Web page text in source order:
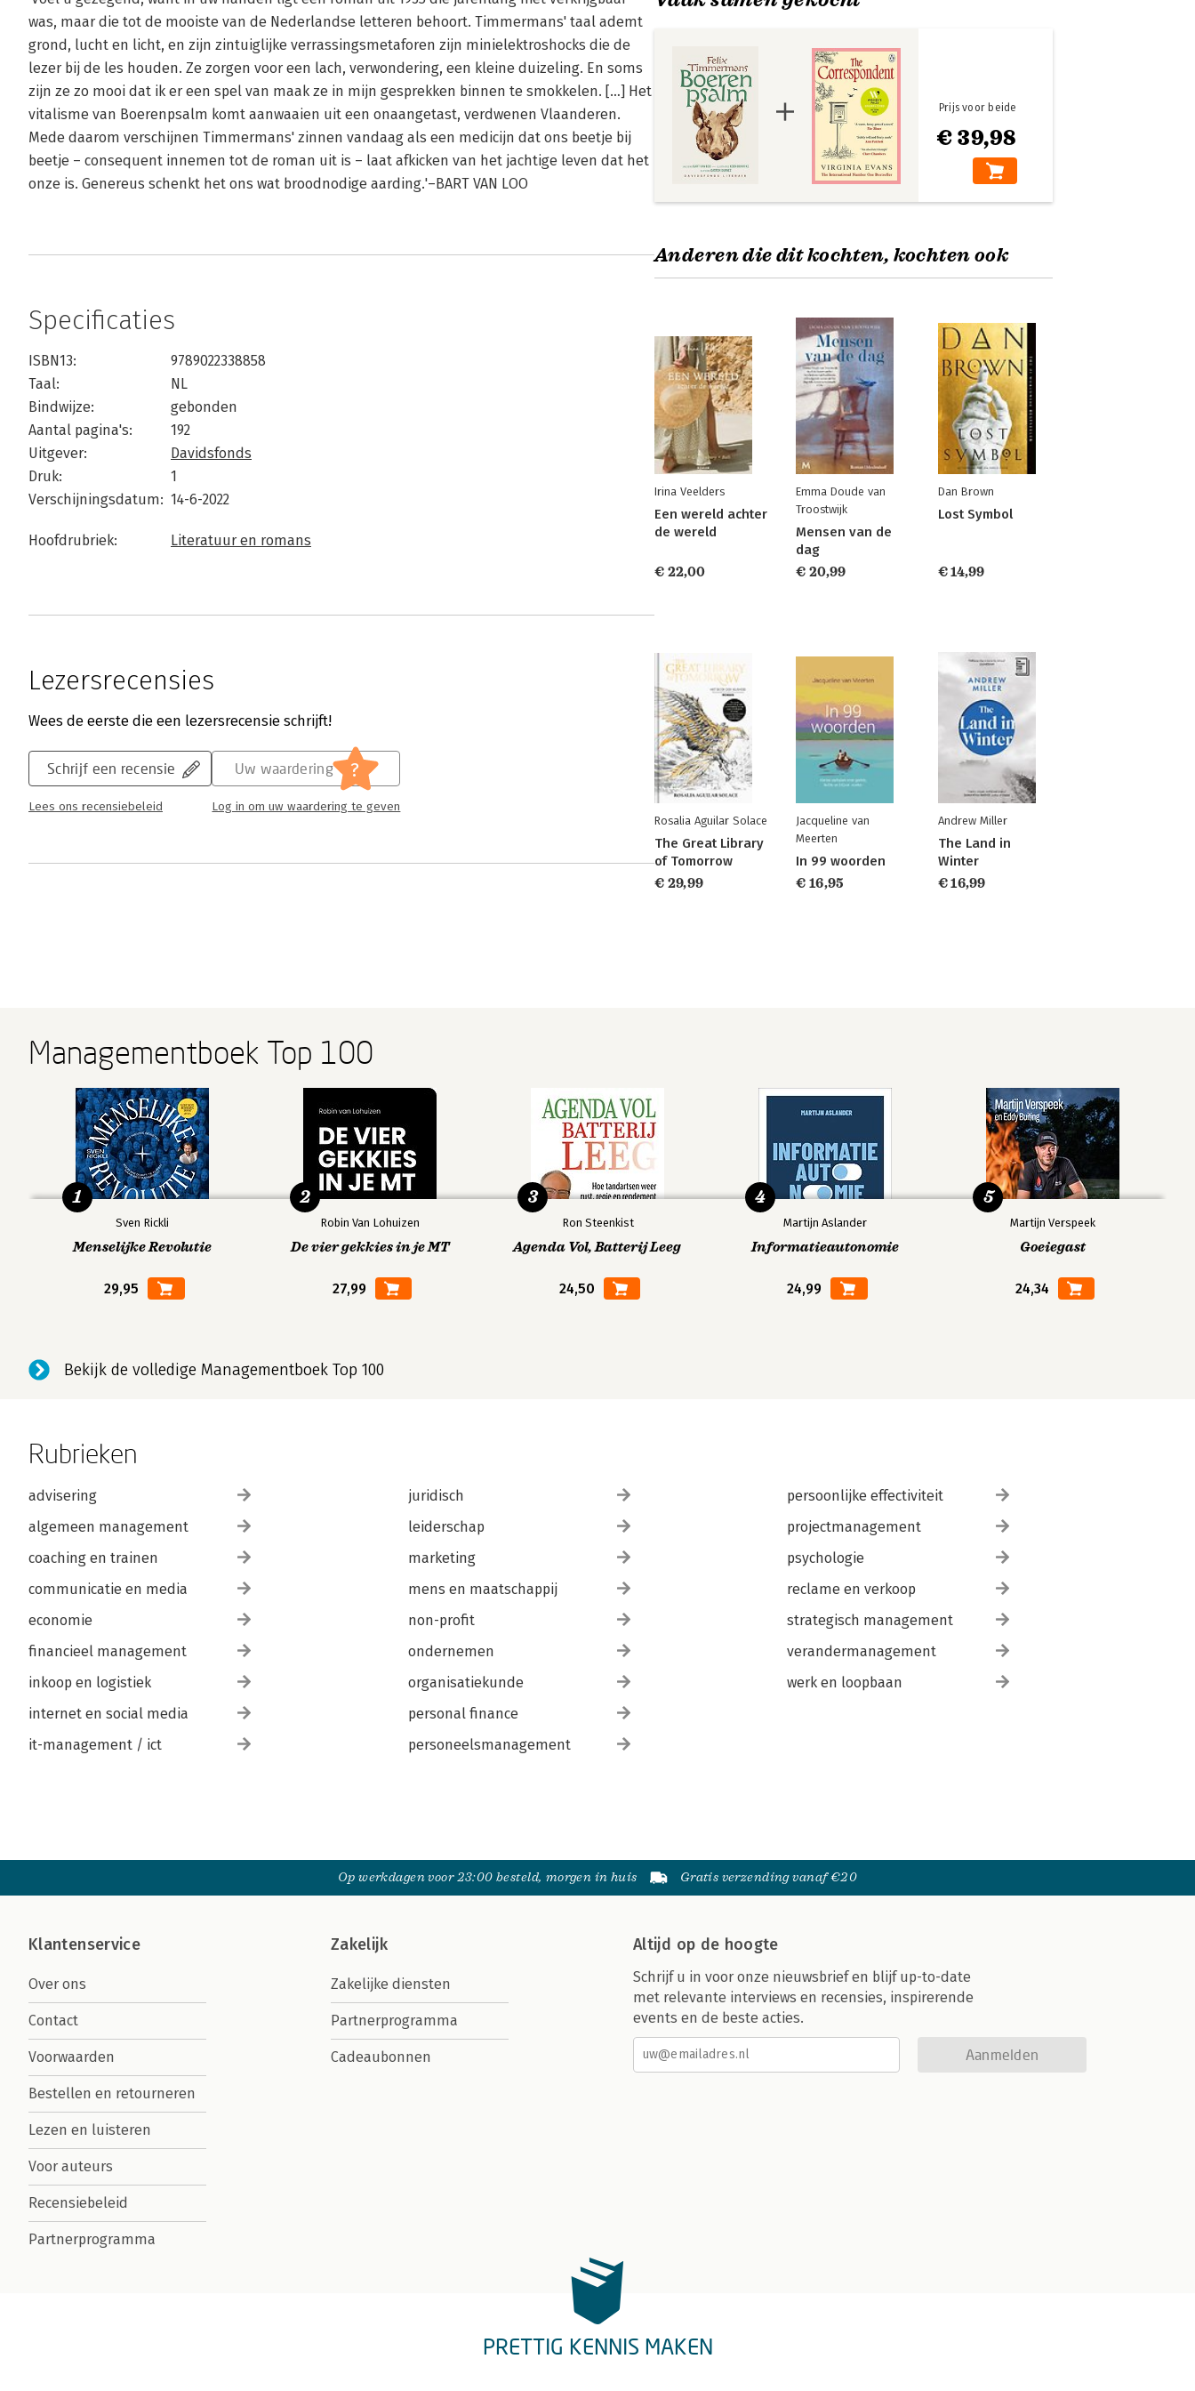
was, maar die tot de mooiste van de Nederlandse letteren behoort. Timmermans' taal ademt
grond, lucht en licht, en zijn zintuiglijke verrassingsmetaforen zijn minielektroshocks die de
lezer bij de les houden. Ze zorgen voor een lach, verwondering, een kleine duizeling. En soms
zijn ze zo mooi dat ik er een spel van maak ze in mijn gesprekken binnen te smokkelen. […] Het
vitalisme van Boerenpsalm komt aanwaaien uit een onaangetast, verdwenen Vlaanderen.
Mede daarom verschijnen Timmermans' zinnen vandaag als een medicijn dat ons beetje bij
beetje – consequent innemen tot de roman uit is – laat afkicken van het jachtige leven dat het
onze is. Genereus schenkt het ons wat broodnodige aarding.'–BART VAN LOO
Specificaties
ISBN13:
9789022338858
Taal:
NL
Bindwijze:
gebonden
Aantal pagina's:
192
Uitgever:
Davidsfonds
Druk:
1
Verschijningsdatum: 14-6-2022
Hoofdrubriek: Literatuur en romans
Lezersrecensies
Wees de eerste die een lezersrecensie schrijft!
Schrijf een recensie
Lees ons recensiebeleid
Uw waardering ?
Log in om uw waardering te geven
€ 39,98
Prijs voor beide
Anderen die dit kochten, kochten ook
Irina Veelders
Een wereld achter
de wereld
€ 22,00
Emma Doude van
Troostwijk
Mensen van de
dag
€ 20,99
Dan Brown
Lost Symbol
€ 14,99
Rosalia Aguilar Solace
The Great Library
of Tomorrow
€ 29,99
Jacqueline van
Meerten
In 99 woorden
€ 16,95
Andrew Miller
The Land in
Winter
€ 16,99
Managementboek Top 100
Sven Rickli
Menselijke Revolutie
29,95
1
Robin Van Lohuizen
De vier gekkies in je MT
27,99
2
Ron Steenkist
Agenda Vol, Batterij Leeg
24,50
3
Martijn Aslander
Informatieautonomie
24,99
4
Martijn Verspeek
Goeiegast
24,34
5
Bekijk de volledige Managementboek Top 100
Rubrieken
advisering
algemeen management
coaching en trainen
communicatie en media
economie
financieel management
inkoop en logistiek
internet en social media
it-management / ict
juridisch
leiderschap
marketing
mens en maatschappij
non-profit
ondernemen
organisatiekunde
personal finance
personeelsmanagement
persoonlijke effectiviteit
projectmanagement
psychologie
reclame en verkoop
strategisch management
verandermanagement
werk en loopbaan
Op werkdagen voor 23:00 besteld, morgen in huis Gratis verzending vanaf €20
Klantenservice
Over ons
Contact
Voorwaarden
Bestellen en retourneren
Lezen en luisteren
Voor auteurs
Recensiebeleid
Partnerprogramma
Zakelijk
Zakelijke diensten
Partnerprogramma
Cadeaubonnen
Altijd op de hoogte
Schrijf u in voor onze nieuwsbrief en blijf up-to-date
met relevante interviews en recensies, inspirerende
events en de beste acties.
Aanmelden
PRETTIG KENNIS MAKEN